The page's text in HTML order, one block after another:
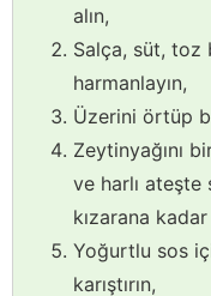
alın,
Salça, süt, toz
harmanlayın,
Üzerini örtüp
Zeytinyağını
ve harlı ateşte
kızarana
Yoğurtlu sos
karıştırın,